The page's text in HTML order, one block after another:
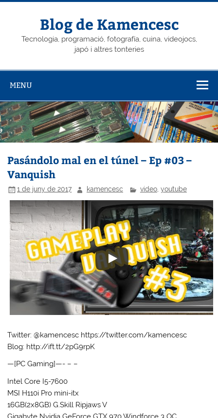
Skip
Blog de Kamencesc
Tecnologia, programació, fotografía, cuina, videojocs,
japó i altres tonteries
MENU
Pasándolo mal en el túnel – Ep #03 –
Vanquish
1 de juny de 2017 kamencesc video, youtube
Twitter: @kamencesc https://twitter.com/kamencesc
Blog: http://ift.tt/2pG9rpK
—[PC Gaming]—- – –
Intel Core I5-7600
MSI H110i Pro mini-itx
16GB(2x8GB) G.Skill Ripjaws V